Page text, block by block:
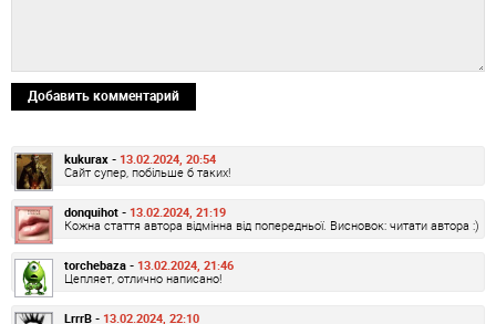
Добавить комментарий
kukurax - 13.02.2024, 20:54
Сайт супер, побільше б таких!
donquihot - 13.02.2024, 21:19
Кожна стаття автора відмінна від попередньої. Висновок: читати автора :)
torchebaza - 13.02.2024, 21:46
Цепляет, отлично написано!
LrrrB - 13.02.2024, 22:10